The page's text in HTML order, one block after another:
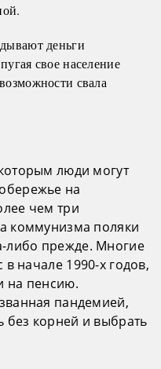
деньги
свое население
свала
люди могут
на
чем три
коммунизма поляки
либо прежде. Многие
в начале 1990-х годов,
на пенсию.
пандемией,
корней и выбрать